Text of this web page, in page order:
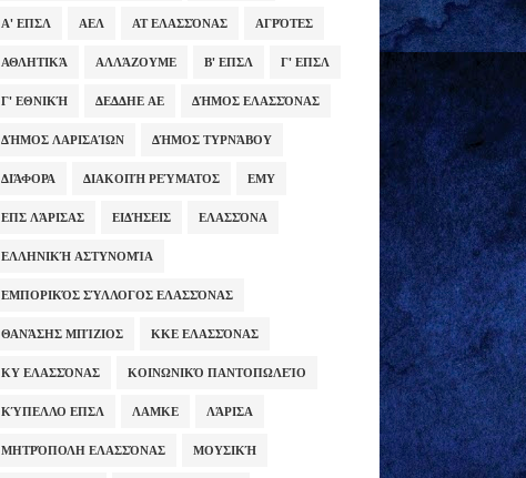
Α' ΕΠΣΛ ΑΕΛ ΑΤ ΕΛΑΣΣΌΝΑΣ ΑΓΡΌΤΕΣ
ΑΘΛΗΤΙΚΆ ΑΛΛΆΖΟΥΜΕ Β' ΕΠΣΛ Γ' ΕΠΣΛ
Γ' ΕΘΝΙΚΉ ΔΕΔΔΗΕ ΑΕ ΔΉΜΟΣ ΕΛΑΣΣΌΝΑΣ
ΔΉΜΟΣ ΛΑΡΙΣΑΊΩΝ ΔΉΜΟΣ ΤΥΡΝΆΒΟΥ
ΔΙΆΦΟΡΑ ΔΙΑΚΟΠΉ ΡΕΎΜΑΤΟΣ ΕΜΥ
ΕΠΣ ΛΆΡΙΣΑΣ ΕΙΔΉΣΕΙΣ ΕΛΑΣΣΌΝΑ
ΕΛΛΗΝΙΚΉ ΑΣΤΥΝΟΜΊΑ
ΕΜΠΟΡΙΚΌΣ ΣΎΛΛΟΓΟΣ ΕΛΑΣΣΌΝΑΣ
ΘΑΝΆΣΗΣ ΜΠΊΖΙΟΣ ΚΚΕ ΕΛΑΣΣΌΝΑΣ
ΚΥ ΕΛΑΣΣΌΝΑΣ ΚΟΙΝΩΝΙΚΌ ΠΑΝΤΟΠΩΛΕΊΟ
ΚΎΠΕΛΛΟ ΕΠΣΛ ΛΑΜΚΕ ΛΆΡΙΣΑ
ΜΗΤΡΌΠΟΛΗ ΕΛΑΣΣΌΝΑΣ ΜΟΥΣΙΚΉ